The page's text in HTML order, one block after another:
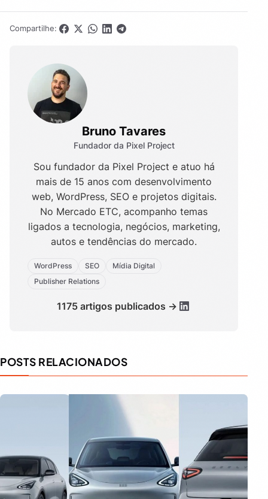
Compartilhe:
Bruno Tavares
Fundador da Pixel Project
Sou fundador da Pixel Project e atuo há
mais de 15 anos com desenvolvimento
web, WordPress, SEO e projetos digitais.
No Mercado ETC, acompanho temas
ligados a tecnologia, negócios, marketing,
autos e tendências do mercado.
WordPress SEO
Mídia Digital
Publisher Relations
1175 artigos publicados →
POSTS RELACIONADOS